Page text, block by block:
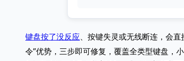
键盘按了没反应、按键失灵或无线断连，会
令”优势，三步即可修复，覆盖全类型键盘，小